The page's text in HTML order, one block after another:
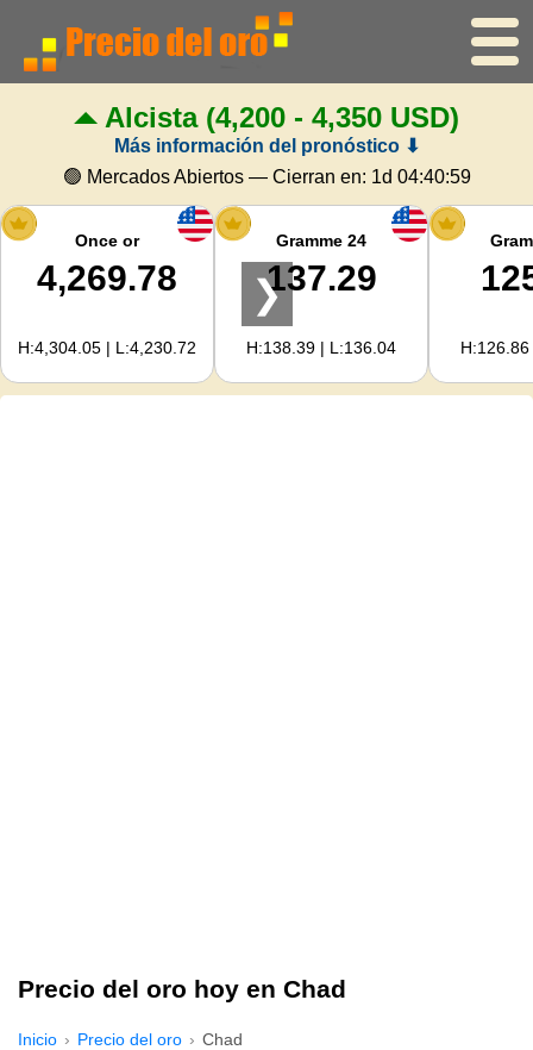
Inicio
Precio del oro
Precio de la plata
Calculadora de oro
Para Webmasters
Alcista(4,200 - 4,350 USD)
Más información del pronóstico ⬇
🟢 Mercados Abiertos — Cierran en: 1d 04:40:59
Once or
4,269.78
H:4,304.05 | L:4,230.72
Gramme 24
137.29
H:138.39 | L:136.04
❯
Precio del oro hoy en Chad
Inicio Precio del oro Chad